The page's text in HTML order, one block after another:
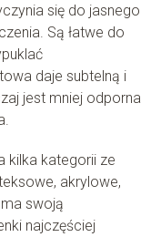
się do jasnego
Są łatwe do
daje subtelną i
jest mniej odporna
kilka kategorii ze
akrylowe,
swoją
najczęściej